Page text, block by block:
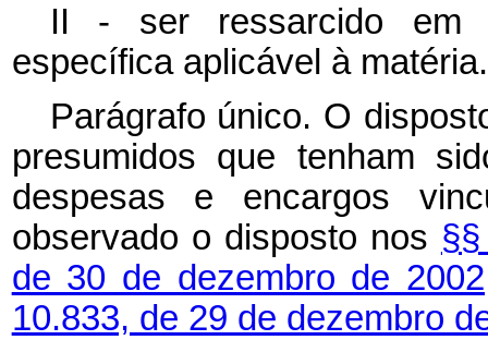
II - ser ressarcido em
específica aplicável à matéria.
Parágrafo único. O
presumidos que tenham
despesas e encargos
observado o disposto nos
de 30 de dezembro de
10.833, de 29 de dezembro